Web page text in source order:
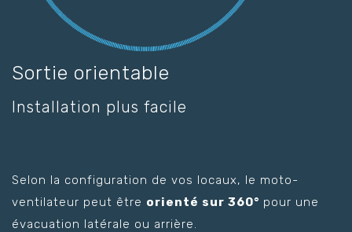
Sortie orientable
Installation plus facile
Selon la configuration de vos locaux, le moto-
ventilateur peut être orienté sur 360° pour une
évacuation latérale ou arrière.